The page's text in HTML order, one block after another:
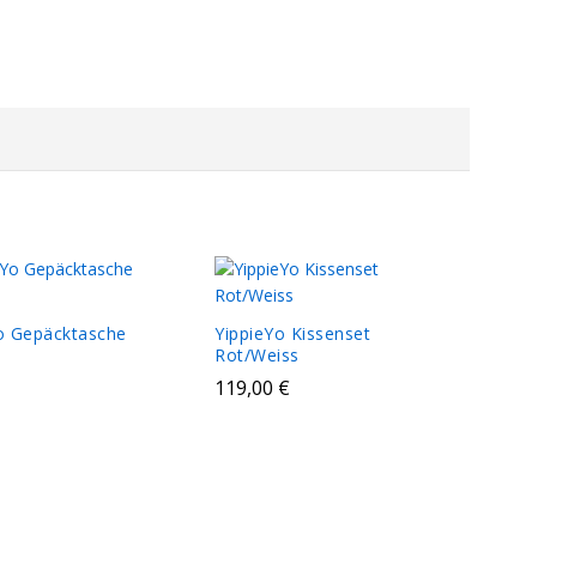
Gepäcktasche
YippieYo Kissenset
Rot/Weiss
119,00 €